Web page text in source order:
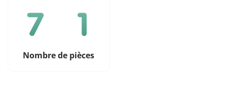
Nombre de pièces